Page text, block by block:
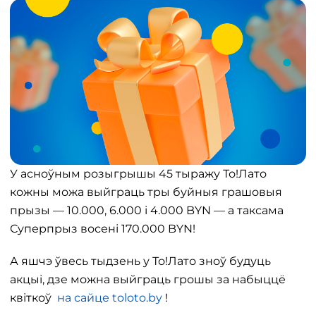
У асноўным розыгрышы 45 тыражу То!Лато
кожны можа выйграць тры буйныя грашовыя
прызы — 10.000, 6.000 і 4.000 BYN — а таксама
Суперпрыз восені 170.000 BYN!
А яшчэ ўвесь тыдзень у То!Лато зноў будуць
акцыі, дзе можна выйграць грошы за набыццё
квіткоў на сайце toloto.by !